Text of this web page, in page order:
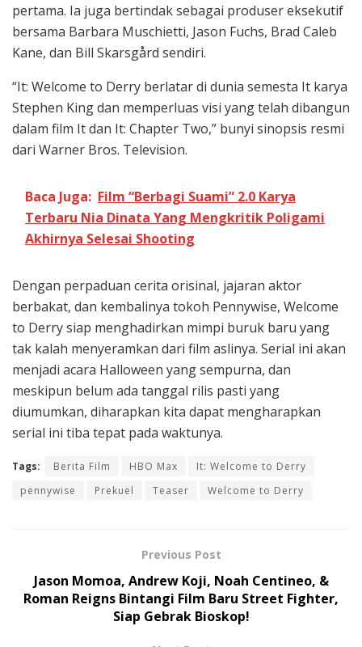
pertama. Ia juga bertindak sebagai produser eksekutif
bersama Barbara Muschietti, Jason Fuchs, Brad Caleb
Kane, dan Bill Skarsgård sendiri.
“It: Welcome to Derry berlatar di dunia semesta It karya
Stephen King dan memperluas visi yang telah dibangun
dalam film It dan It: Chapter Two,” bunyi sinopsis resmi
dari Warner Bros. Television.
Baca Juga: Film “Berbagi Suami” 2.0 Karya
Terbaru Nia Dinata Yang Mengkritik Poligami
Akhirnya Selesai Shooting
Dengan perpaduan cerita orisinal, jajaran aktor
berbakat, dan kembalinya tokoh Pennywise, Welcome
to Derry siap menghadirkan mimpi buruk baru yang
tak kalah menyeramkan dari film aslinya. Serial ini akan
menjadi acara Halloween yang sempurna, dan
meskipun belum ada tanggal rilis pasti yang
diumumkan, diharapkan kita dapat mengharapkan
serial ini tiba tepat pada waktunya.
Tags: Berita Film HBO Max
It: Welcome to Derry
pennywise
Prekuel Teaser Welcome to Derry
Previous Post
Jason Momoa, Andrew Koji, Noah Centineo, &
Roman Reigns Bintangi Film Baru Street Fighter,
Siap Gebrak Bioskop!